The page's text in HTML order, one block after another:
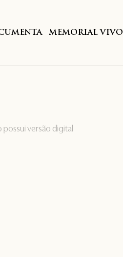
MEMORIAL VIVO
possui versão digital